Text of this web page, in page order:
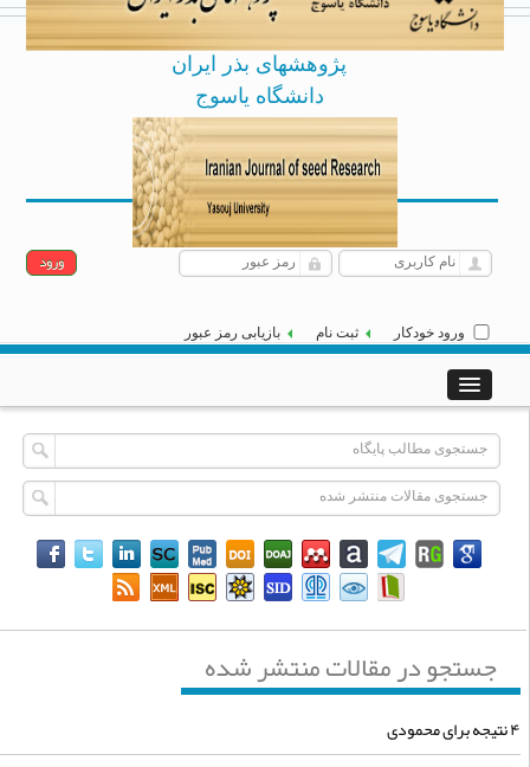
پژوهشهای بذر ایران
دانشگاه یاسوج
|
English
[Archive]
ورود خودکار ثبت نام بازیابی رمز عبور
جستجو در مقالات منتشر شده